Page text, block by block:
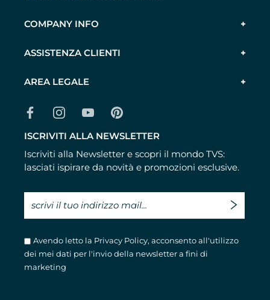
COMPANY INFO
ASSISTENZA CLIENTI
AREA LEGALE
ISCRIVITI ALLA NEWSLETTER
Iscriviti alla Newsletter e scopri il mondo TVS:
lasciati ispirare da novità e promozioni esclusive.
Avendo letto la Privacy Policy, acconsento all'utilizzo
dei mei dati per l'invio della newsletter a fini di
marketing